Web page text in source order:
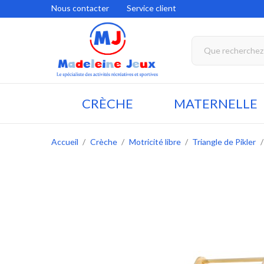
Nous contacter Service client
CRÈCHE MATERNELLE
Accueil Crèche Motricité libre Triangle de Pikler